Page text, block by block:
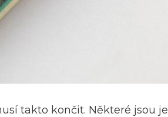
takto končit. Některé jsou